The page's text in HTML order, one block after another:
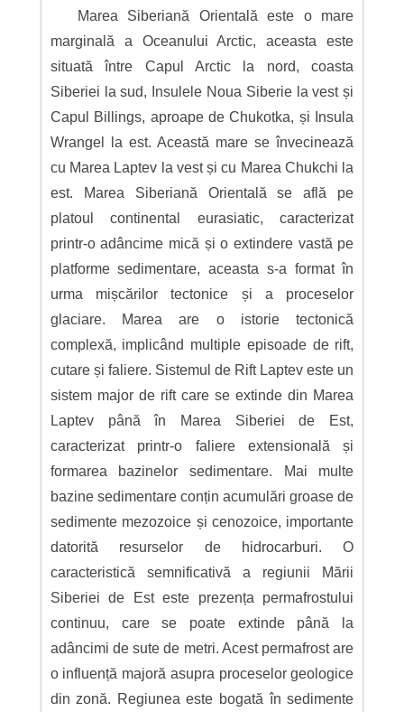
Marea Siberiană Orientală este o mare
marginală a Oceanului Arctic, aceasta este
situată între Capul Arctic la nord, coasta
Siberiei la sud, Insulele Noua Siberie la vest și
Capul Billings, aproape de Chukotka, și Insula
Wrangel la est. Această mare se învecinează
cu Marea Laptev la vest și cu Marea Chukchi la
est. Marea Siberiană Orientală se află pe
platoul continental eurasiatic, caracterizat
printr-o adâncime mică și o extindere vastă pe
platforme sedimentare, aceasta s-a format în
urma mișcărilor tectonice și a proceselor
glaciare. Marea are o istorie tectonică
complexă, implicând multiple episoade de rift,
cutare și faliere. Sistemul de Rift Laptev este un
sistem major de rift care se extinde din Marea
Laptev până în Marea Siberiei de Est,
caracterizat printr-o faliere extensională și
formarea bazinelor sedimentare. Mai multe
bazine sedimentare conțin acumulări groase de
sedimente mezozoice și cenozoice, importante
datorită resurselor de hidrocarburi. O
caracteristică semnificativă a regiunii Mării
Siberiei de Est este prezența permafrostului
continuu, care se poate extinde până la
adâncimi de sute de metri. Acest permafrost are
o influență majoră asupra proceselor geologice
din zonă. Regiunea este bogată în sedimente